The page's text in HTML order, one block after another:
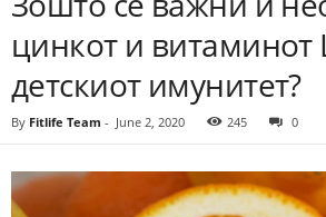
цинкот и витаминот
детскиот имунитет?
By Fitlife Team - June 2, 2020 245 0